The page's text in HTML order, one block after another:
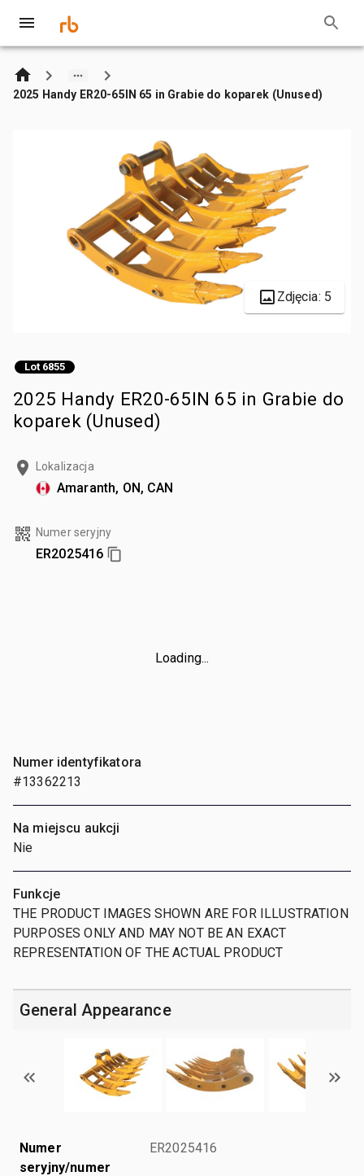
2025 Handy ER20-65IN 65 in Grabie do koparek (Unused)
Zdjęcia: 5
Lot 6855
2025 Handy ER20-65IN 65 in Grabie do
koparek (Unused)
Lokalizacja
Amaranth, ON, CAN
Numer seryjny
ER2025416
Loading...
Numer identyfikatora
#13362213
Na miejscu aukcji
Nie
Funkcje
THE PRODUCT IMAGES SHOWN ARE FOR ILLUSTRATION
PURPOSES ONLY AND MAY NOT BE AN EXACT
REPRESENTATION OF THE ACTUAL PRODUCT
General Appearance
Numer
seryjny/numer
ER2025416